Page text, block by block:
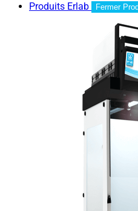
Produits Erlab Fermer